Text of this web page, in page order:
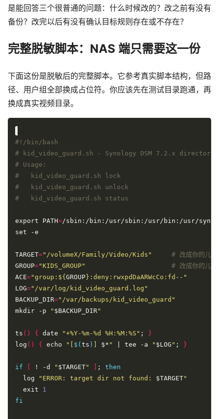
是能回答三个很普通的问题：什么时候改的？改之前有没有
备份？改完以后有没有确认目标规则存在或不存在？
完整脱敏脚本：NAS 端只需要这一份
下面这份是脱敏后的完整脚本。它参考真实脚本结构，但路
径、用户组全部换成占位符。你应该先在测试目录跑通，再
换成真实视频目录。
# kid_video_guard.sh - Synology DSM 7.2.x directory
# Usage:
#   kid_video_guard.sh lock
#   kid_video_guard.sh unlock
#   kid_video_guard.sh status
export PATH=
TARGET="/volumeX/Family/Video/Kids"
# 改成你的儿童
GROUP="KIDS_GROUP"
# 改成你的儿童
ACE="group: ${ GROUP } :deny:rwxpdDaARWcCo:fd--"
LOG="/var/log/kid_video_guard.log"
BACKUP_DIR="/var/backups/kid_video_guard"
mkdir -p
" $BACKUP_DIR"
ts () { date "+%Y-%m-%d %H:%M:%S" ;
}
log () { echo "[ $( ts ) $* " | tee -a " $LOG " ; }
if ! -d " $TARGET" ; then
  log
"ERROR: target dir not found: $TARGET"
  exit
1
fi